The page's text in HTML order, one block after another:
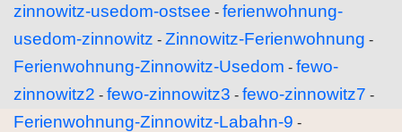
zinnowitz-usedom-ostsee - ferienwohnung-
usedom-zinnowitz - Zinnowitz-Ferienwohnung -
Ferienwohnung-Zinnowitz-Usedom - fewo-
zinnowitz2 - fewo-zinnowitz3 - fewo-zinnowitz7 -
Ferienwohnung-Zinnowitz-Labahn-9 -